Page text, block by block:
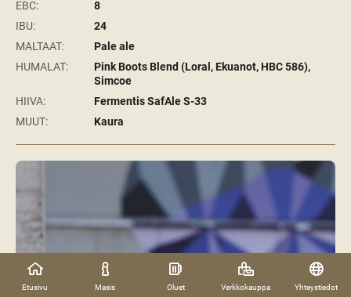
Etusivu Masis Oluet Verkkokauppa Yhteystiedot
EBC:
8
IBU:
24
MALTAAT:
Pale ale
HUMALAT:
Pink Boots Blend (Loral, Ekuanot, HBC 586),
Simcoe
HIIVA:
Fermentis SafAle S-33
MUUT:
Kaura